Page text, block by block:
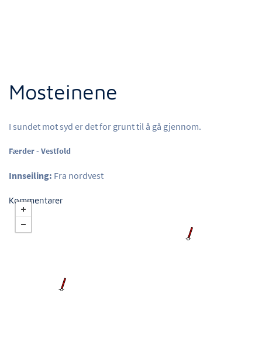
Mosteinene
I sundet mot syd er det for grunt til å gå gjennom.
Færder - Vestfold
Innseiling: Fra nordvest
Kommentarer